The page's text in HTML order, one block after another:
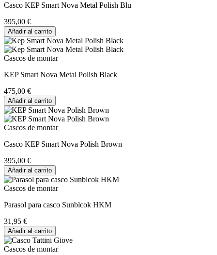
Casco KEP Smart Nova Metal Polish Blu
395,00 €
Añadir al carrito
Cascos de montar
KEP Smart Nova Metal Polish Black
475,00 €
Añadir al carrito
Cascos de montar
Casco KEP Smart Nova Polish Brown
395,00 €
Añadir al carrito
Cascos de montar
Parasol para casco Sunblcok HKM
31,95 €
Añadir al carrito
Cascos de montar